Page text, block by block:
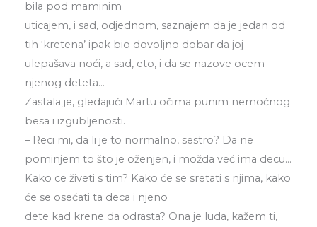
bila pod maminim
uticajem, i sad, odjednom, saznajem da je jedan od
tih ‘kretena’ ipak bio dovoljno dobar da joj
ulepašava noći, a sad, eto, i da se nazove ocem
njenog deteta…
Zastala je, gledajući Martu očima punim nemoćnog
besa i izgubljenosti.
– Reci mi, da li je to normalno, sestro? Da ne
pominjem to što je oženjen, i možda već ima decu…
Kako ce živeti s tim? Kako će se sretati s njima, kako
će se osećati ta deca i njeno
dete kad krene da odrasta? Ona je luda, kažem ti,